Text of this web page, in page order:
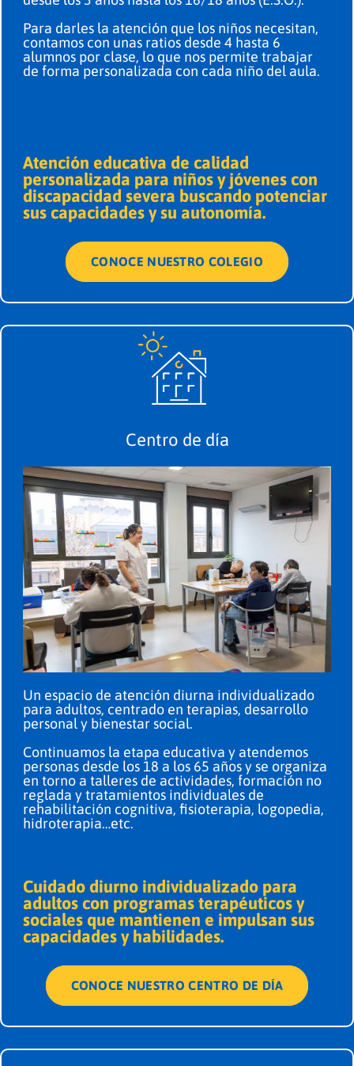
Para darles la atención que los niños necesitan,
contamos con unas ratios desde 4 hasta 6
alumnos por clase, lo que nos permite trabajar
de forma personalizada con cada niño del aula.
Atención educativa de calidad
personalizada para niños y jóvenes con
discapacidad severa buscando potenciar
sus capacidades y su autonomía.
CONOCE NUESTRO COLEGIO
Centro de día
Un espacio de atención diurna individualizado
para adultos, centrado en terapias, desarrollo
personal y bienestar social.
Continuamos la etapa educativa y atendemos
personas desde los 18 a los 65 años y se organiza
en torno a talleres de actividades, formación no
reglada y tratamientos individuales de
rehabilitación cognitiva, fisioterapia, logopedia,
hidroterapia…etc.
Cuidado diurno individualizado para
adultos con programas terapéuticos y
sociales que mantienen e impulsan sus
capacidades y habilidades.
CONOCE NUESTRO CENTRO DE DÍA